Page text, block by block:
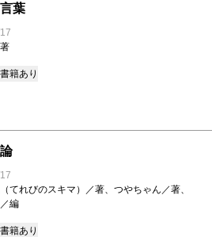
葉
籍あり
てれびのスキマ）／著、つやちゃん／著、
編
籍あり